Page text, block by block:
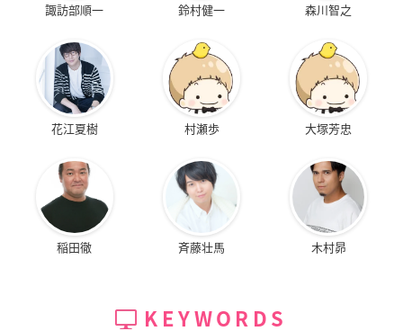
諏訪部順一 鈴村健一 森川智之
花江夏樹 村瀬歩 大塚芳忠
稲田徹 斉藤壮馬 木村昴
KEYWORDS